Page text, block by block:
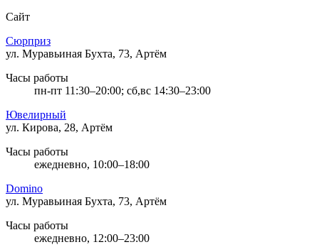
Сайт
Сюрприз
ул. Муравьиная Бухта, 73, Артём
Часы работы
пн-пт 11:30–20:00; сб,вс 14:30–23:00
Ювелирный
ул. Кирова, 28, Артём
Часы работы
ежедневно, 10:00–18:00
Domino
ул. Муравьиная Бухта, 73, Артём
Часы работы
ежедневно, 12:00–23:00